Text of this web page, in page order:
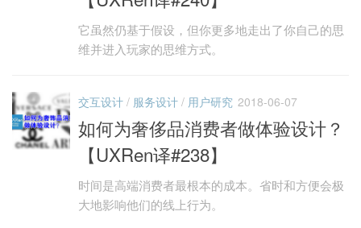
它虽然仍基于假设，但你更多地走出了你自己的思
维并进入玩家的思维方式。
交互设计 / 服务设计 / 用户研究 2018-06-07
如何为奢侈品消费者做体验设计？
【UXRen译#238】
时间是高端消费者最根本的成本。省时和方便会极
大地影响他们的线上行为。